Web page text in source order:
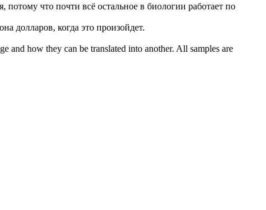
потому что почти всё остальное в биологии работает по
долларов, когда это произойдет.
and how they can be translated into another. All samples are